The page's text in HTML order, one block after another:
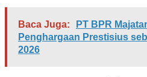
Baca Juga:
PT BPR
Penghargaan Prestisius
2026